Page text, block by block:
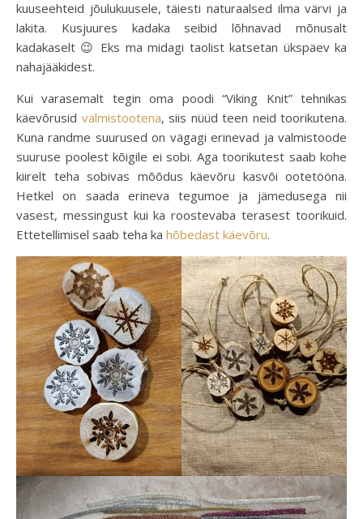
kuuseehteid jõulukuusele, täiesti naturaalsed ilma värvi ja
lakita. Kusjuures kadaka seibid lõhnavad mõnusalt
kadakaselt 😉 Eks ma midagi taolist katsetan ükspäev ka
nahajääkidest.
Kui varasemalt tegin oma poodi “Viking Knit” tehnikas
käevõrusid valmistootena, siis nüüd teen neid toorikutena.
Kuna randme suurused on vägagi erinevad ja valmistoode
suuruse poolest kõigile ei sobi. Aga toorikutest saab kohe
kiirelt teha sobivas mõõdus käevõru kasvõi ootetööna.
Hetkel on saada erineva tegumoe ja jämedusega nii
vasest, messingust kui ka roostevaba terasest toorikuid.
Ettetellimisel saab teha ka hõbedast käevõru.